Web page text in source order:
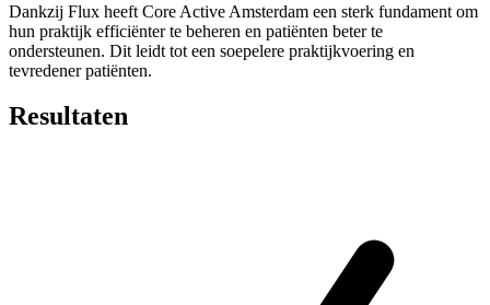
Dankzij Flux heeft Core Active Amsterdam een sterk fundament om
hun praktijk efficiënter te beheren en patiënten beter te
ondersteunen. Dit leidt tot een soepelere praktijkvoering en
tevredener patiënten.
Resultaten